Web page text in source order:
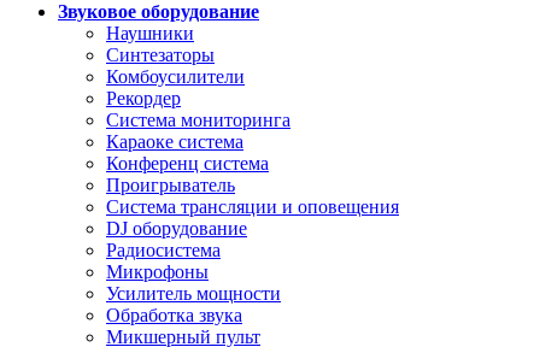
Звуковое оборудование
Наушники
Синтезаторы
Комбоусилители
Рекордер
Система мониторинга
Караоке система
Конференц система
Проигрыватель
Система трансляции и оповещения
DJ оборудование
Радиосистема
Микрофоны
Усилитель мощности
Обработка звука
Микшерный пульт